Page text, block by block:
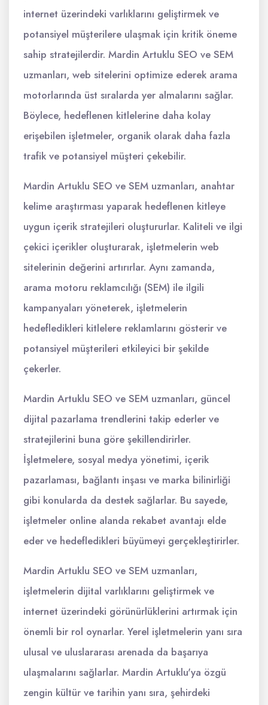
internet üzerindeki varlıklarını geliştirmek ve
potansiyel müşterilere ulaşmak için kritik öneme
sahip stratejilerdir. Mardin Artuklu SEO ve SEM
uzmanları, web sitelerini optimize ederek arama
motorlarında üst sıralarda yer almalarını sağlar.
Böylece, hedeflenen kitlelerine daha kolay
erişebilen işletmeler, organik olarak daha fazla
trafik ve potansiyel müşteri çekebilir.
Mardin Artuklu SEO ve SEM uzmanları, anahtar
kelime araştırması yaparak hedeflenen kitleye
uygun içerik stratejileri oluştururlar. Kaliteli ve ilgi
çekici içerikler oluşturarak, işletmelerin web
sitelerinin değerini artırırlar. Aynı zamanda,
arama motoru reklamcılığı (SEM) ile ilgili
kampanyaları yöneterek, işletmelerin
hedefledikleri kitlelere reklamlarını gösterir ve
potansiyel müşterileri etkileyici bir şekilde
çekerler.
Mardin Artuklu SEO ve SEM uzmanları, güncel
dijital pazarlama trendlerini takip ederler ve
stratejilerini buna göre şekillendirirler.
İşletmelere, sosyal medya yönetimi, içerik
pazarlaması, bağlantı inşası ve marka bilinirliği
gibi konularda da destek sağlarlar. Bu sayede,
işletmeler online alanda rekabet avantajı elde
eder ve hedefledikleri büyümeyi gerçekleştirirler.
Mardin Artuklu SEO ve SEM uzmanları,
işletmelerin dijital varlıklarını geliştirmek ve
internet üzerindeki görünürlüklerini artırmak için
önemli bir rol oynarlar. Yerel işletmelerin yanı sıra
ulusal ve uluslararası arenada da başarıya
ulaşmalarını sağlarlar. Mardin Artuklu'ya özgü
zengin kültür ve tarihin yanı sıra, şehirdeki